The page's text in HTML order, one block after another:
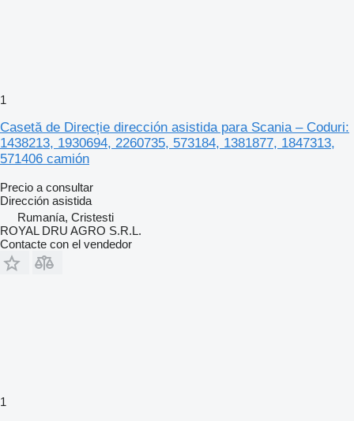
1
Casetă de Direcție dirección asistida para Scania – Coduri:
1438213, 1930694, 2260735, 573184, 1381877, 1847313,
571406 camión
Precio a consultar
Dirección asistida
Rumanía, Cristesti
ROYAL DRU AGRO S.R.L.
Contacte con el vendedor
1